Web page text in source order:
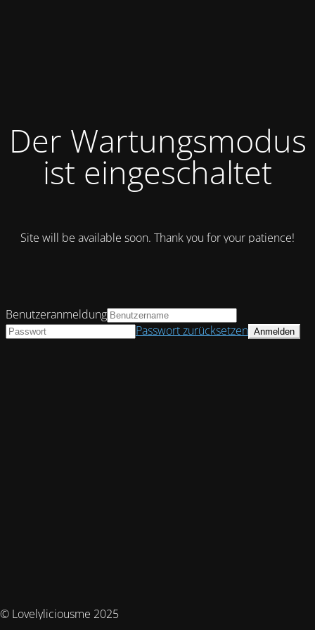
Der Wartungsmodus
ist eingeschaltet
Site will be available soon. Thank you for your patience!
© Lovelyliciousme 2025
Benutzeranmeldung
Passwort zurücksetzen